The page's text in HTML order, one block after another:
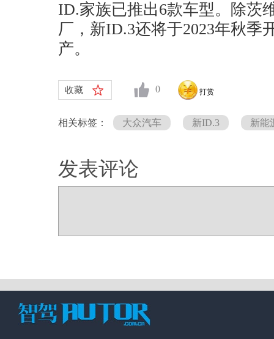
ID.家族已推出6款车型。除茨
厂，新ID.3还将于2023年秋季
产。
收藏 0 打赏
相关标签： 大众汽车 新ID.3 新能
发表评论